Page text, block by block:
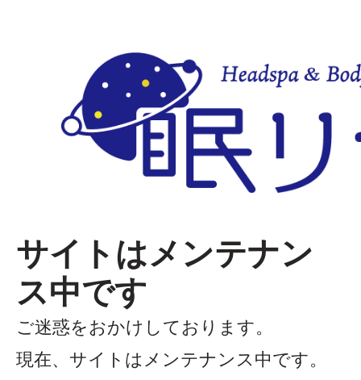
サイトはメンテナン
ス中です
ご迷惑をおかけしております。
現在、サイトはメンテナンス中です。